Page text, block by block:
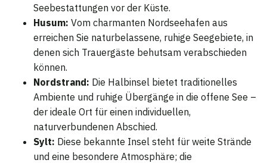
Seebestattungen vor der Küste.
Husum: Vom charmanten Nordseehafen aus
erreichen Sie naturbelassene, ruhige Seegebiete, in
denen sich Trauergäste behutsam verabschieden
können.
Nordstrand: Die Halbinsel bietet traditionelles
Ambiente und ruhige Übergänge in die offene See –
der ideale Ort für einen individuellen,
naturverbundenen Abschied.
Sylt: Diese bekannte Insel steht für weite Strände
und eine besondere Atmosphäre; die